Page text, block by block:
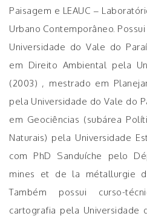
Paisagem e LEAUC –
Urbano Contemporâneo.
Universidade do Vale do
em Direito Ambiental pela
(2003) , mestrado em
pela Universidade do Vale do
em Geociências (subárea
Naturais) pela Universidade
com PhD Sanduíche pelo
mines et de la métallurgie
Também possui curso-
cartografia pela Universidade